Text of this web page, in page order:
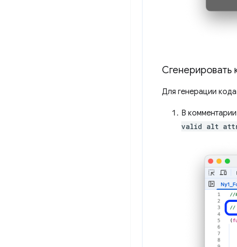
Сгенерировать
Для генерации
В
valid alt